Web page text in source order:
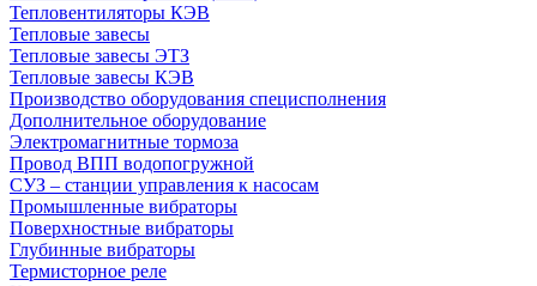
Тепловентиляторы КЭВ
Тепловые завесы
Тепловые завесы ЭТЗ
Тепловые завесы КЭВ
Производство оборудования специсполнения
Дополнительное оборудование
Электромагнитные тормоза
Провод ВПП водопогружной
СУЗ – станции управления к насосам
Промышленные вибраторы
Поверхностные вибраторы
Глубинные вибраторы
Термисторное реле